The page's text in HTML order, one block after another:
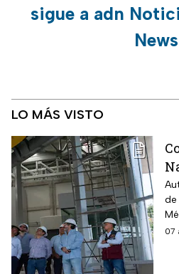
sigue a adn
LO MÁS VISTO
la
de
07